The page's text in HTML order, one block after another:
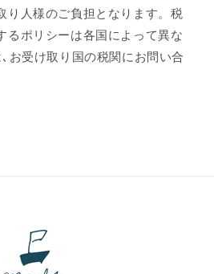
り人様のご負担となります。税
るポリシーは各国によって異な
お受け取り国の税関にお問い合